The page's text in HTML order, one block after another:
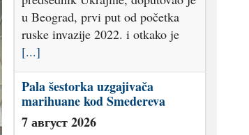
u Beograd, prvi put od početka
ruske invazije 2022. i otkako je
[...]
Pala šestorka uzgajivača
marihuane kod Smedereva
7 август 2026